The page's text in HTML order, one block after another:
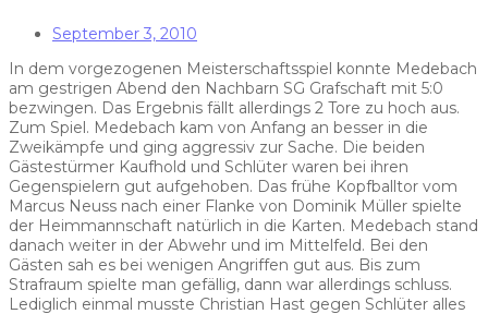
September 3, 2010
In dem vorgezogenen Meisterschaftsspiel konnte Medebach
am gestrigen Abend den Nachbarn SG Grafschaft mit 5:0
bezwingen. Das Ergebnis fällt allerdings 2 Tore zu hoch aus.
Zum Spiel. Medebach kam von Anfang an besser in die
Zweikämpfe und ging aggressiv zur Sache. Die beiden
Gästestürmer Kaufhold und Schlüter waren bei ihren
Gegenspielern gut aufgehoben. Das frühe Kopfballtor vom
Marcus Neuss nach einer Flanke von Dominik Müller spielte
der Heimmannschaft natürlich in die Karten. Medebach stand
danach weiter in der Abwehr und im Mittelfeld. Bei den
Gästen sah es bei wenigen Angriffen gut aus. Bis zum
Strafraum spielte man gefällig, dann war allerdings schluss.
Lediglich einmal musste Christian Hast gegen Schlüter alles